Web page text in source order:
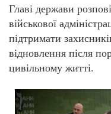
Главі держави
військової
підтримати
відновлення після
цивільному житті.